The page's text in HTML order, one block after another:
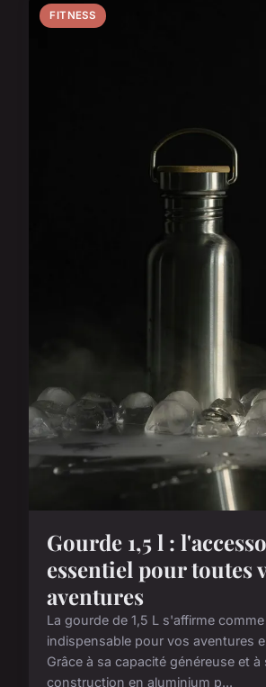
FITNESS
Gourde 1,5 l :
essentiel pour toutes
aventures
La gourde de 1,5 L s'affirme
indispensable pour vos aventures
Grâce à sa capacité généreuse et à
construction en aluminium p...